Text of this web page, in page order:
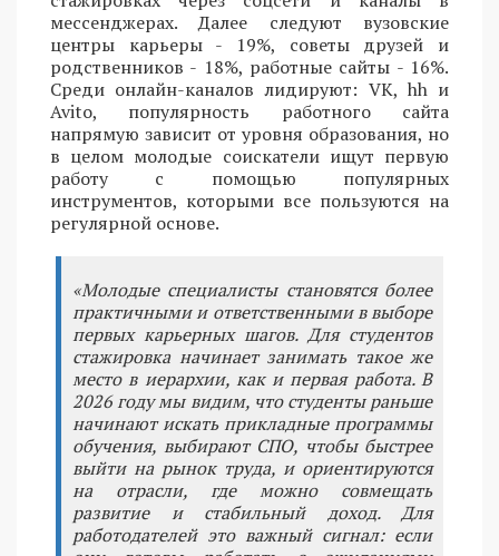
мессенджерах. Далее следуют вузовские
центры карьеры - 19%, советы друзей и
родственников - 18%, работные сайты - 16%.
Среди онлайн-каналов лидируют: VK, hh и
Avito, популярность работного сайта
напрямую зависит от уровня образования, но
в целом молодые соискатели ищут первую
работу с помощью популярных
инструментов, которыми все пользуются на
регулярной основе.
«Молодые специалисты становятся более
практичными и ответственными в выборе
первых карьерных шагов. Для студентов
стажировка начинает занимать такое же
место в иерархии, как и первая работа. В
2026 году мы видим, что студенты раньше
начинают искать прикладные программы
обучения, выбирают СПО, чтобы быстрее
выйти на рынок труда, и ориентируются
на отрасли, где можно совмещать
развитие и стабильный доход. Для
работодателей это важный сигнал: если